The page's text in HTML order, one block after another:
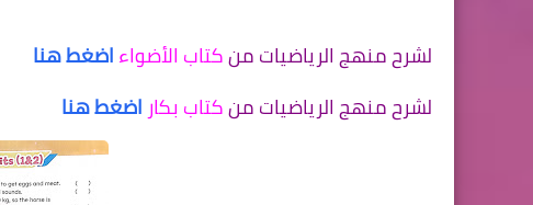
لشرح منهج الرياضيات منكتاب الأضواءاضغط هنا
لشرح منهج الرياضيات منكتاب بكار اضغط هنا